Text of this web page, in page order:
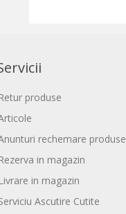
Retur produse
rechemare produse
Rezerva in magazin
Livrare in magazin
Ascutire Cutite